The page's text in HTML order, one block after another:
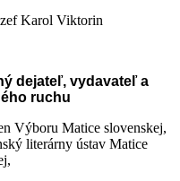
Karol Viktorin
dejateľ, vydavateľa
ruchu
Výboru Matice slovenskej,
literárny ústav Matice